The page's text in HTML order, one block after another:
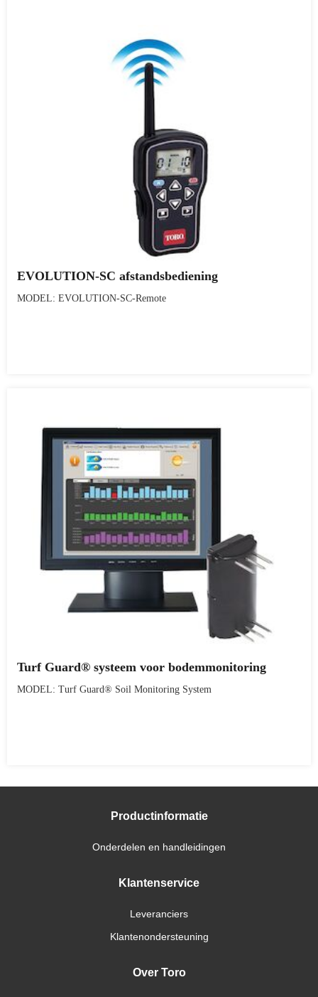
EVOLUTION-SC afstandsbediening
MODEL: EVOLUTION-SC-Remote
Turf Guard® systeem voor bodemmonitoring
MODEL: Turf Guard® Soil Monitoring System
Productinformatie
Onderdelen en handleidingen
Klantenservice
Leveranciers
Klantenondersteuning
Over Toro